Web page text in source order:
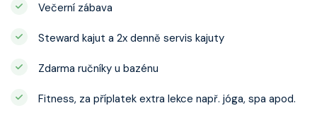
Večerní zábava
Steward kajut a 2x denně servis kajuty
Zdarma ručníky u bazénu
Fitness, za příplatek extra lekce např. jóga, spa apod.